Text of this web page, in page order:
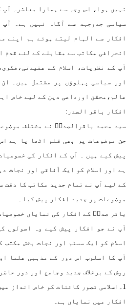
ہوا، اس وجہ سے ہمارا معاشرہ آپ
جدوجہد سے آگاہ نہیں ہے۔ آپ
سے الہام لیتے ہوئے ہم اپنے
مکاتب سے مقابلے کے لئے قدم
کے نظریات، اسلام کے
سیاسی پہلوؤں پر مشتمل ہیں۔ ان
اورداعی دین کے لیے خاص
باقر الصدر:
محمد باقرالصدرؒ نے مختلف
موضوعات پر بھی قلم اٹھا یا ہے اس
کیے ہیں ۔ آپ کے افکار کی
اور اسلام کو ایک آفاقی اور نجات
لیے آپ نے تمام جدید مکاتب کا دقت
پر جدید افکار پیش کیا۔
صدرؒ کے افکار کی نمایاں
نے جو افکار پیش کیے وہ اصولوں کی
کو ایک سسٹم اور نجات بخش مکتب
کا اسلوب اس دور کے مذہبی علما
کے برخلاف جدید وجامع اور دور
1۔اسلامی تصور کائنات کو خاص انداز
میں نمایاں ہے۔